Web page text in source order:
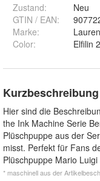
Zustand:
Neu
GTIN / EAN:
Marke:
Color: Elfilin
Kurzbeschreibung
Hier sind die
the Ink Machine Serie
Plüschpuppe aus der
misst. Perfekt für Fans
Plüschpuppe Mario
* maschinell aus der